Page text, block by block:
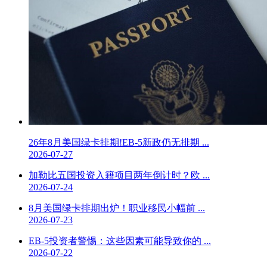
26年8月美国绿卡排期!EB-5新政仍无排期 ...
2026-07-27
加勒比五国投资入籍项目两年倒计时？欧 ...
2026-07-24
8月美国绿卡排期出炉！职业移民小幅前 ...
2026-07-23
EB-5投资者警惕：这些因素可能导致你的 ...
2026-07-22